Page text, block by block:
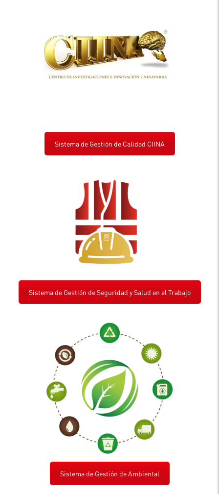
Sistema de Gestión de Calidad CIINA
Sistema de Gestión de Seguridad y Salud en el Trabajo
Sistema de Gestión de Ambiental